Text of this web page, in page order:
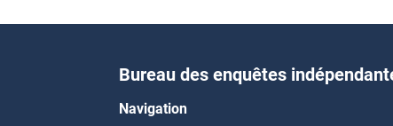
Bureau des enquêtes
Navigation